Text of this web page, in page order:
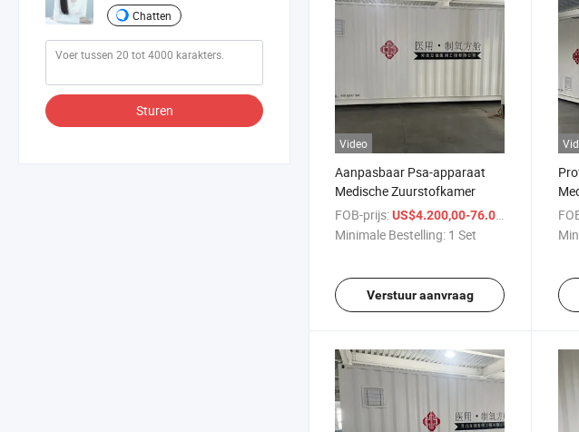
Chatten
Sturen
Video
Aanpasbaar Psa-apparaat
Medische Zuurstofkamer
FOB-prijs:US$4.200,00-76.000,00
Minimale Bestelling: 1 Set
Verstuur aanvraag